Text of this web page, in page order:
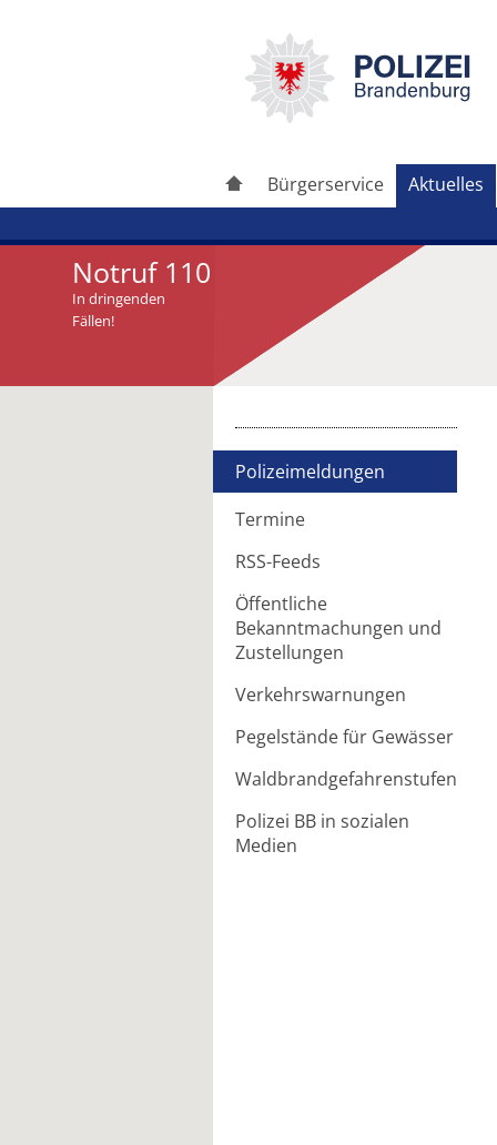
Bürgerservice Aktuelles
Notruf 110
In dringenden
Fällen!
Polizeimeldungen
Termine
RSS-Feeds
Öffentliche
Bekanntmachungen und
Zustellungen
Verkehrswarnungen
Pegelstände für Gewässer
Waldbrandgefahrenstufen
Polizei BB in sozialen
Medien
Artikel weiterleiten